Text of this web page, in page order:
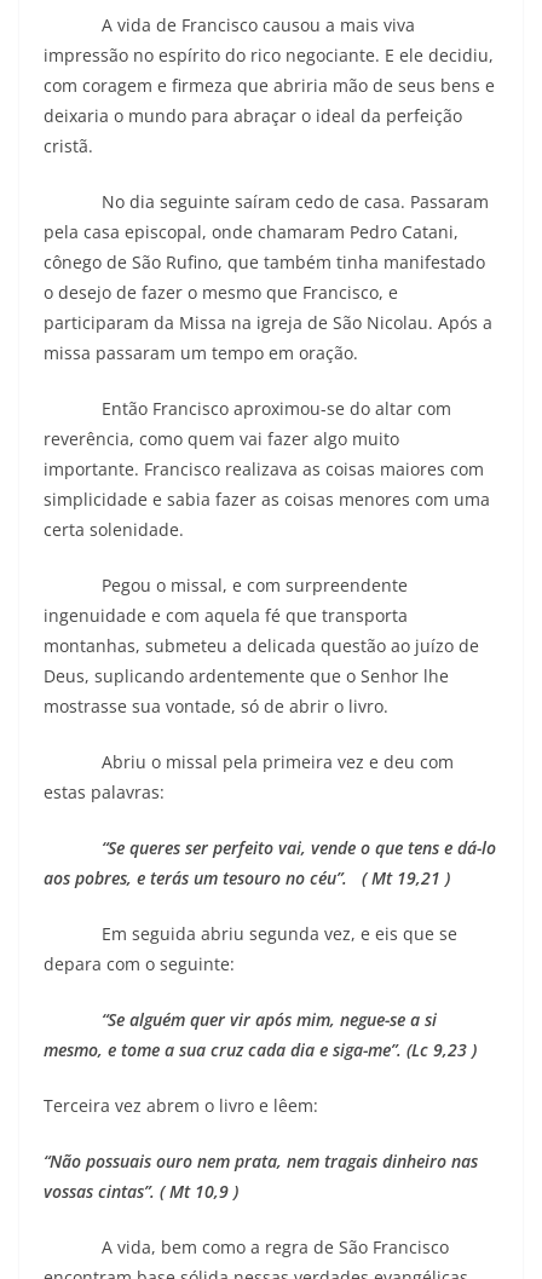
A vida de Francisco causou a mais viva
impressão no espírito do rico negociante. E ele decidiu,
com coragem e firmeza que abriria mão de seus bens e
deixaria o mundo para abraçar o ideal da perfeição
cristã.
No dia seguinte saíram cedo de casa. Passaram
pela casa episcopal, onde chamaram Pedro Catani,
cônego de São Rufino, que também tinha manifestado
o desejo de fazer o mesmo que Francisco, e
participaram da Missa na igreja de São Nicolau. Após a
missa passaram um tempo em oração.
Então Francisco aproximou-se do altar com
reverência, como quem vai fazer algo muito
importante. Francisco realizava as coisas maiores com
simplicidade e sabia fazer as coisas menores com uma
certa solenidade.
Pegou o missal, e com surpreendente
ingenuidade e com aquela fé que transporta
montanhas, submeteu a delicada questão ao juízo de
Deus, suplicando ardentemente que o Senhor lhe
mostrasse sua vontade, só de abrir o livro.
Abriu o missal pela primeira vez e deu com
estas palavras:
“Se queres ser perfeito vai, vende o que tens e dá-lo
aos pobres, e terás um tesouro no céu”. ( Mt 19,21 )
Em seguida abriu segunda vez, e eis que se
depara com o seguinte:
“Se alguém quer vir após mim, negue-se a si
mesmo, e tome a sua cruz cada dia e siga-me”. (Lc 9,23 )
Terceira vez abrem o livro e lêem:
“Não possuais ouro nem prata, nem tragais dinheiro nas
vossas cintas”. ( Mt 10,9 )
A vida, bem como a regra de São Francisco